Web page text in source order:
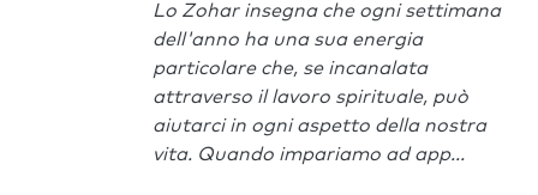
Lo Zohar insegna che ogni settimana
dell'anno ha una sua energia
particolare che, se incanalata
attraverso il lavoro spirituale, può
aiutarci in ogni aspetto della nostra
vita. Quando impariamo ad app...